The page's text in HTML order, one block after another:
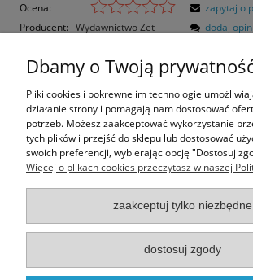
Ocena:
Producent: Wydawnictwo Zet
zapytaj o
dodaj
Opis
Opinie o produkcie (0)
Rozmiar pocztówki: 14,8x10,6 cm
Informacje
Moje konto
Dbamy o Twoją
Pliki cookies i pokrewne im technologie
działanie strony i pomagają nam dostosować
potrzeb. Możesz zaakceptować wykorzystanie
tych plików i przejść do sklepu lub dostosować
swoich preferencji, wybierając opcję "Dostosuj
Więcej o plikach cookies przeczytasz w naszej
zaakceptuj tylko niezbędne
dostosuj zgody